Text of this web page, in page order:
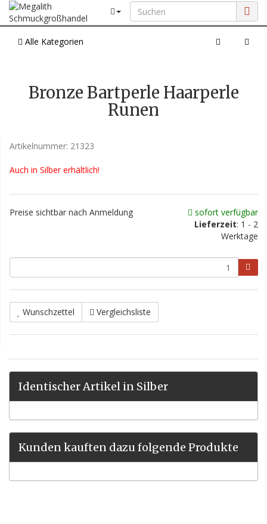
Alle Kategorien
Bronze Bartperle Haarperle
Runen
Artikelnummer: 21323
Auch in Silber erhältlich!
Preise sichtbar nach Anmeldung
sofort verfügbar
Lieferzeit: 1 - 2
Werktage
Wunschzettel Vergleichsliste
Identischer Artikel in Silber
Kunden kauften dazu folgende Produkte